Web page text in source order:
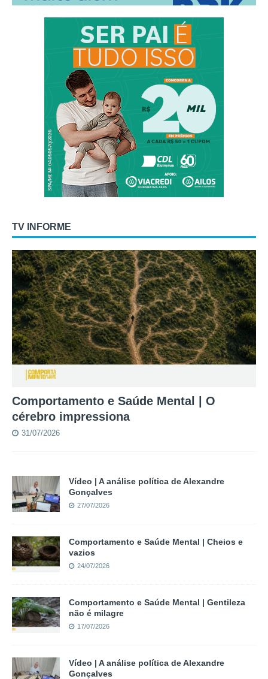
TV INFORME
Comportamento e Saúde Mental | O
cérebro impressiona
31/07/2026
Vídeo | A análise política de Alexandre
Gonçalves
27/07/2026
Comportamento e Saúde Mental | Cheios e
vazios
24/07/2026
Comportamento e Saúde Mental | Gentileza
não é milagre
17/07/2026
Vídeo | A análise política de Alexandre
Gonçalves